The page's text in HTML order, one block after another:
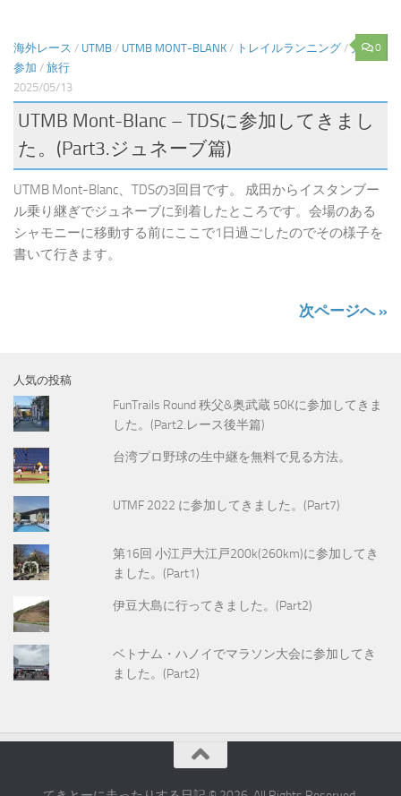
0
海外レース / UTMB / UTMB MONT-BLANK / トレイルランニング /大会
参加 / 旅行
2025/05/13
UTMB Mont-Blanc – TDSに参加してきまし
た。(Part3.ジュネーブ篇)
UTMB Mont-Blanc、TDSの3回目です。 成田からイスタンブー
ル乗り継ぎでジュネーブに到着したところです。会場のある
シャモニーに移動する前にここで1日過ごしたのでその様子を
書いて行きます。
次ページへ »
人気の投稿
FunTrails Round 秩父&奥武蔵 50Kに参加してきま
した。(Part2.レース後半篇)
台湾プロ野球の生中継を無料で見る方法。
UTMF 2022 に参加してきました。(Part7)
第16回 小江戸大江戸200k(260km)に参加してき
ました。(Part1)
伊豆大島に行ってきました。(Part2)
ベトナム・ハノイでマラソン大会に参加してき
ました。(Part2)